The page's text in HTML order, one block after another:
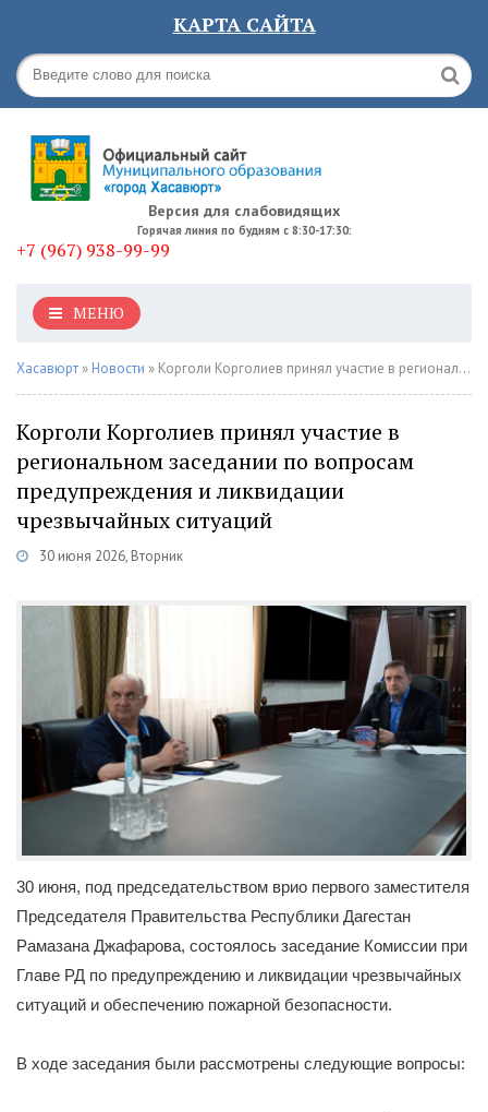
КАРТА САЙТА
Версия для слабовидящих
Горячая линия по будням с 8:30-17:30:
+7 (967) 938-99-99
МЕНЮ
Хасавюрт » Новости » Корголи Корголиев принял участие в региональном заседании по вопросам предупреждения и ликвидации чрезвычайных ситуаций
Корголи Корголиев принял участие в
региональном заседании по вопросам
предупреждения и ликвидации
чрезвычайных ситуаций
30 июня 2026, Вторник
30 июня, под председательством врио первого заместителя
Председателя Правительства Республики Дагестан
Рамазана Джафарова, состоялось заседание Комиссии при
Главе РД по предупреждению и ликвидации чрезвычайных
ситуаций и обеспечению пожарной безопасности.
В ходе заседания были рассмотрены следующие вопросы: